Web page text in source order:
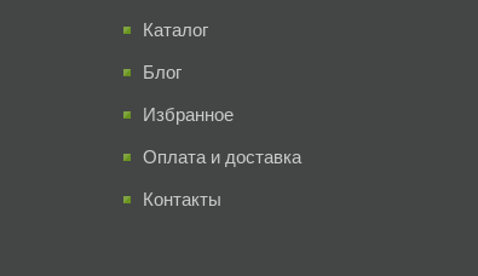
Каталог
Блог
Избранное
Оплата и доставка
Контакты